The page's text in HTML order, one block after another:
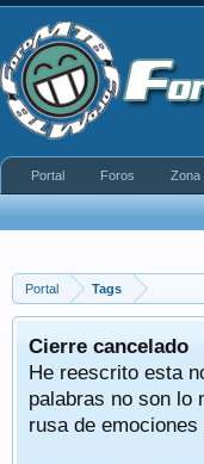
Portal Tags
Cierre cancelado
He reescrito esta
palabras no son lo
rusa de
Portal Foros Zona